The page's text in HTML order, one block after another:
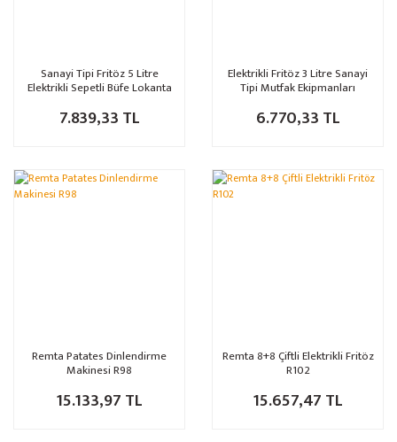
Sanayi Tipi Fritöz 5 Litre
Elektrikli Sepetli Büfe Lokanta
7.839,33 TL
Elektrikli Fritöz 3 Litre Sanayi
Tipi Mutfak Ekipmanları
6.770,33 TL
Remta Patates Dinlendirme
Makinesi R98
15.133,97 TL
Remta 8+8 Çiftli Elektrikli Fritöz
R102
15.657,47 TL